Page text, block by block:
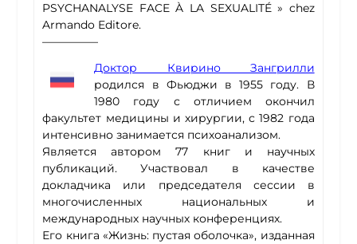
PSYCHANALYSE FACE À LA SEXUALITÉ » chez
Armando Editore.
—————
Доктор Квирино Зангрилли
родился в Фьюджи в 1955 году. В
1980 году с отличием окончил
факультет медицины и хирургии, с 1982 года
интенсивно занимается психоанализом.
Является автором 77 книг и научных
публикаций. Участвовал в качестве
докладчика или председателя сессии в
многочисленных национальных и
международных научных конференциях.
Его книга «Жизнь: пустая оболочка», изданная